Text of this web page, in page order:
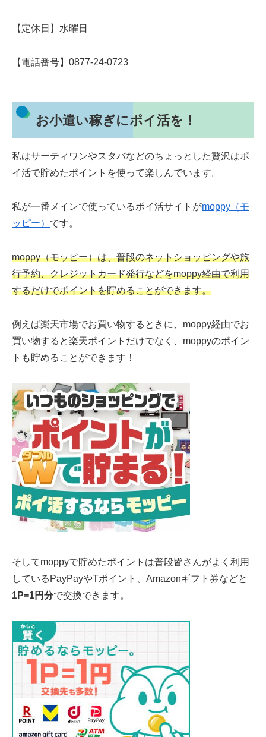
【定休日】水曜日
【電話番号】0877-24-0723
お小遣い稼ぎにポイ活を！
私はサーティワンやスタバなどのちょっとした贅沢はポ
イ活で貯めたポイントを使って楽しんでいます。
私が一番メインで使っているポイ活サイトがmoppy（モ
ッピー） です。
moppy（モッピー）は、普段のネットショッピングや旅
行予約、クレジットカード発行などをmoppy経由で利用
するだけでポイントを貯めることができます。
例えば楽天市場でお買い物するときに、moppy経由でお
買い物すると楽天ポイントだけでなく、moppyのポイン
トも貯めることができます！
そしてmoppyで貯めたポイントは普段皆さんがよく利用
しているPayPayやTポイント、Amazonギフト券などと
1P=1円分で交換できます。